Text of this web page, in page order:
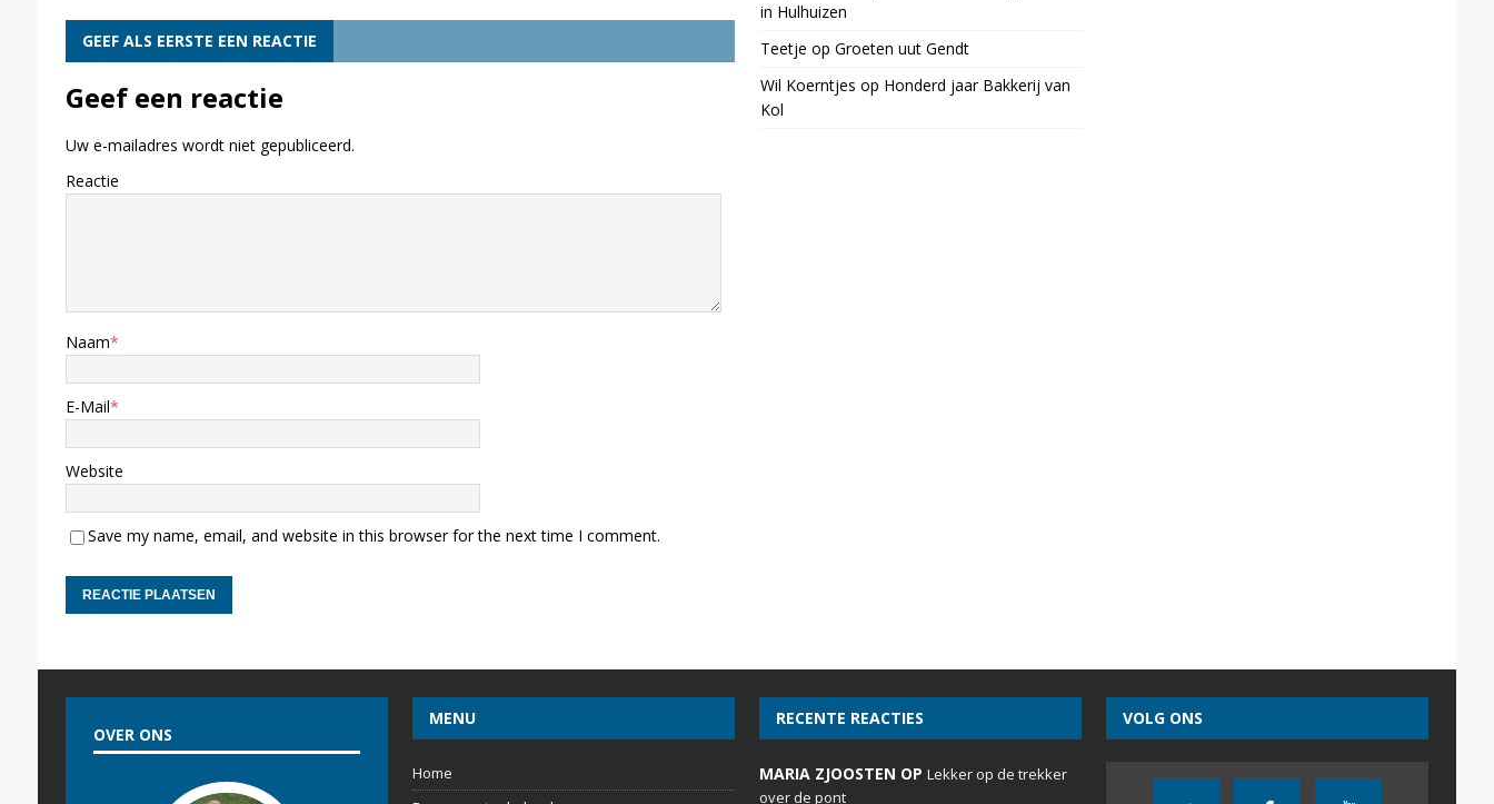
GEEF ALS EERSTE EEN REACTIE
Geef een reactie
Uw e-mailadres wordt niet gepubliceerd.
Reactie
Naam*
E-Mail*
Website
Save my name, email, and website in this browser for the next time I comment.
in Hulhuizen
Teetje op Groeten uut Gendt
Wil Koerntjes op Honderd jaar Bakkerij van
Kol
OVER ONS
MENU
Home
RECENTE REACTIES
MARIA ZJOOSTEN OPLekker op de trekker
over de pont
VOLG ONS